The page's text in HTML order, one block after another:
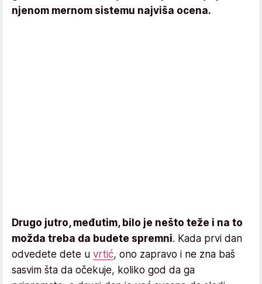
njenom mernom sistemu najviša ocena.
Drugo jutro, međutim, bilo je nešto teže i na to
možda treba da budete spremni. Kada prvi dan
odvedete dete u vrtić, ono zapravo i ne zna baš
sasvim šta da očekuje, koliko god da ga